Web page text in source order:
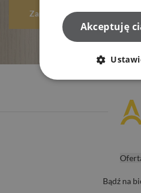
Zapytaj o mieszkanie
Bądź na
Akceptuję